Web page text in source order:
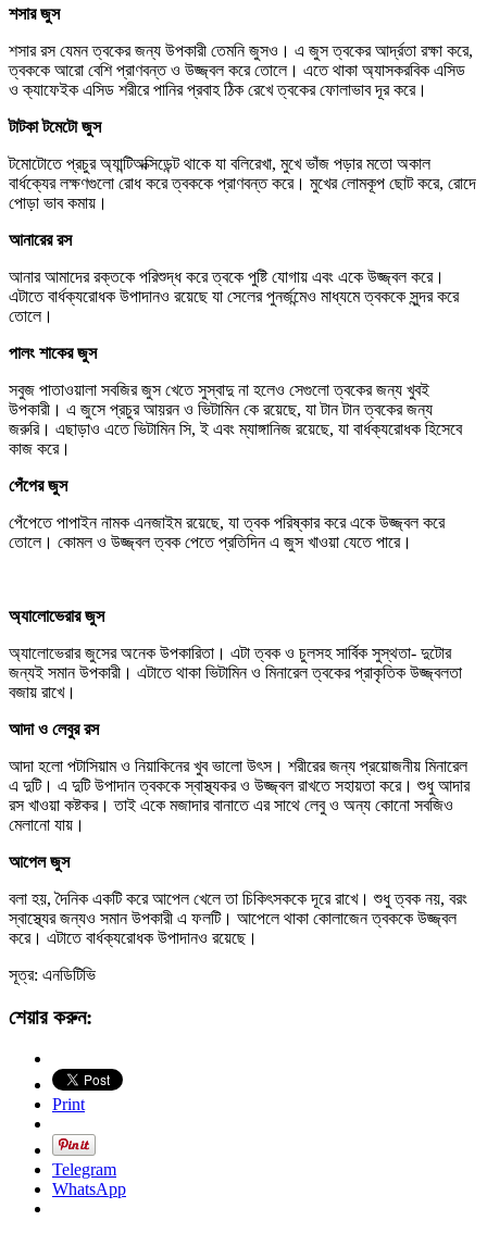
শসার জুস
শসার রস যেমন ত্বকের জন্য উপকারী তেমনি জুসও। এ জুস ত্বকের আর্দ্রতা রক্ষা করে,
ত্বককে আরো বেশি প্রাণবন্ত ও উজ্জ্বল করে তোলে। এতে থাকা অ্যাসকরবিক এসিড
ও ক্যাফেইক এসিড শরীরে পানির প্রবাহ ঠিক রেখে ত্বকের ফোলাভাব দূর করে।
টাটকা টমেটো জুস
টমোটোতে প্রচুর অ্যান্টিঅক্সিডেন্ট থাকে যা বলিরেখা, মুখে ভাঁজ পড়ার মতো অকাল
বার্ধক্যের লক্ষণগুলো রোধ করে ত্বককে প্রাণবন্ত করে। মুখের লোমকূপ ছোট করে, রোদে
পোড়া ভাব কমায়।
আনারের রস
আনার আমাদের রক্তকে পরিশুদ্ধ করে ত্বকে পুষ্টি যোগায় এবং একে উজ্জ্বল করে।
এটাতে বার্ধক্যরোধক উপাদানও রয়েছে যা সেলের পুনর্জন্মেও মাধ্যমে ত্বককে সুন্দর করে
তোলে।
পালং শাকের জুস
সবুজ পাতাওয়ালা সবজির জুস খেতে সুস্বাদু না হলেও সেগুলো ত্বকের জন্য খুবই
উপকারী। এ জুসে প্রচুর আয়রন ও ভিটামিন কে রয়েছে, যা টান টান ত্বকের জন্য
জরুরি। এছাড়াও এতে ভিটামিন সি, ই এবং ম্যাঙ্গানিজ রয়েছে, যা বার্ধক্যরোধক হিসেবে
কাজ করে।
পেঁপের জুস
পেঁপেতে পাপাইন নামক এনজাইম রয়েছে, যা ত্বক পরিষ্কার করে একে উজ্জ্বল করে
তোলে। কোমল ও উজ্জ্বল ত্বক পেতে প্রতিদিন এ জুস খাওয়া যেতে পারে।
অ্যালোভেরার জুস
অ্যালোভেরার জুসের অনেক উপকারিতা। এটা ত্বক ও চুলসহ সার্বিক সুস্থতা- দুটোর
জন্যই সমান উপকারী। এটাতে থাকা ভিটামিন ও মিনারেল ত্বকের প্রাকৃতিক উজ্জ্বলতা
বজায় রাখে।
আদা ও লেবুর রস
আদা হলো পটাসিয়াম ও নিয়াকিনের খুব ভালো উৎস। শরীরের জন্য প্রয়োজনীয় মিনারেল
এ দুটি। এ দুটি উপাদান ত্বককে স্বাস্থ্যকর ও উজ্জ্বল রাখতে সহায়তা করে। শুধু আদার
রস খাওয়া কষ্টকর। তাই একে মজাদার বানাতে এর সাথে লেবু ও অন্য কোনো সবজিও
মেলানো যায়।
আপেল জুস
বলা হয়, দৈনিক একটি করে আপেল খেলে তা চিকিৎসককে দূরে রাখে। শুধু ত্বক নয়, বরং
স্বাস্থ্যের জন্যও সমান উপকারী এ ফলটি। আপেলে থাকা কোলাজেন ত্বককে উজ্জ্বল
করে। এটাতে বার্ধক্যরোধক উপাদানও রয়েছে।
সূত্র: এনডিটিভি
শেয়ার করুন:
Print
Telegram
WhatsApp